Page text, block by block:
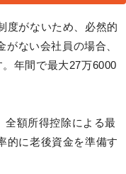
度がないため、必然的
がない会社員の場合、
。年間で最大27万6000
全額所得控除による最
的に老後資金を準備す